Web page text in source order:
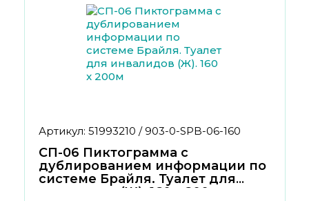
Артикул: 51993210 / 903-0-SPB-06-160
СП-06 Пиктограмма с
дублированием информации по
системе Брайля. Туалет для
инвалидов (Ж). 160 x 200м